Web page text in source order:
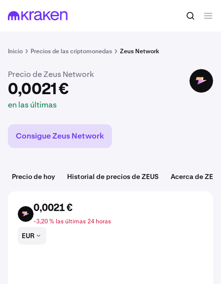
Inicio Precios de las criptomonedas Zeus Network
0,0021 € Comprar ZEUS
Precio de Zeus Network
0,0021 €
en las últimas
ZEUS
Consigue Zeus Network
Precio de hoy Historial de precios de ZEUS Acerca de
ZEUS
0,0021 €
-3,20 % las últimas 24 horas
EUR